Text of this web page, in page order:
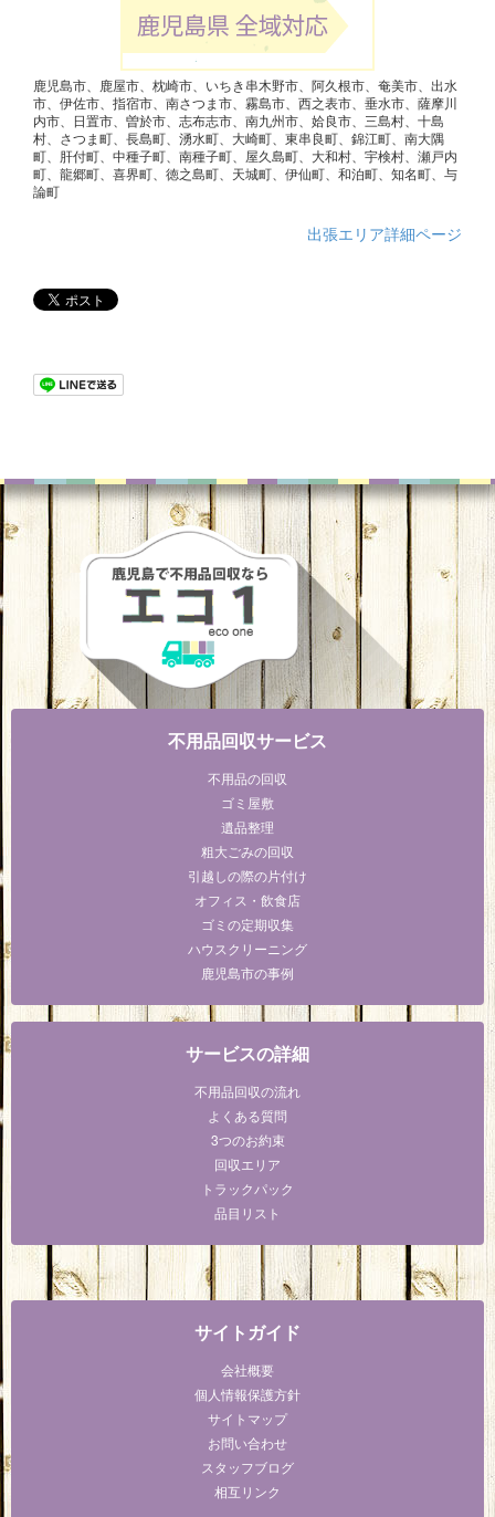
鹿児島市、鹿屋市、枕崎市、いちき串木野市、阿久根市、奄美市、出水
市、伊佐市、指宿市、南さつま市、霧島市、西之表市、垂水市、薩摩川
内市、日置市、曽於市、志布志市、南九州市、姶良市、三島村、十島
村、さつま町、長島町、湧水町、大崎町、東串良町、錦江町、南大隅
町、肝付町、中種子町、南種子町、屋久島町、大和村、宇検村、瀬戸内
町、龍郷町、喜界町、徳之島町、天城町、伊仙町、和泊町、知名町、与
論町
出張エリア詳細ページ
不用品回収サービス
不用品の回収
ゴミ屋敷
遺品整理
粗大ごみの回収
引越しの際の片付け
オフィス・飲食店
ゴミの定期収集
ハウスクリーニング
鹿児島市の事例
サービスの詳細
不用品回収の流れ
よくある質問
3つのお約束
回収エリア
トラックパック
品目リスト
サイトガイド
会社概要
個人情報保護方針
サイトマップ
お問い合わせ
スタッフブログ
相互リンク